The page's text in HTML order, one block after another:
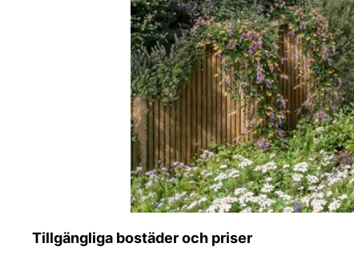
Tillgängliga bostäder och priser